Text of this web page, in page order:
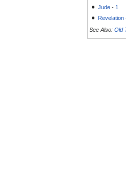
Jude - 1
Revelation
See Also: Old